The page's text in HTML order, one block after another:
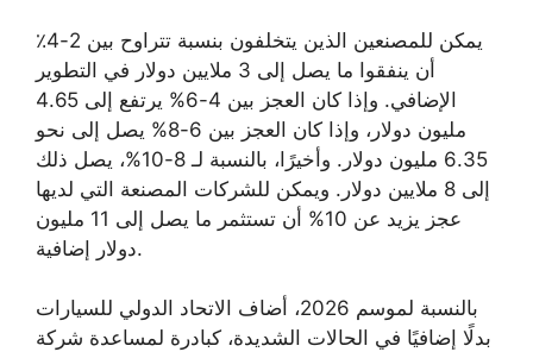
يمكن للمصنعين الذين يتخلفون بنسبة تتراوح بين 2-4٪
أن ينفقوا ما يصل إلى 3 ملايين دولار في التطوير
الإضافي. وإذا كان العجز بين 4-6% يرتفع إلى 4.65
مليون دولار، وإذا كان العجز بين 6-8% يصل إلى نحو
6.35 مليون دولار. وأخيرًا، بالنسبة لـ 8-10%، يصل ذلك
إلى 8 ملايين دولار. ويمكن للشركات المصنعة التي لديها
عجز يزيد عن 10% أن تستثمر ما يصل إلى 11 مليون
دولار إضافية.
بالنسبة لموسم 2026، أضاف الاتحاد الدولي للسيارات
بدلًا إضافيًا في الحالات الشديدة، كبادرة لمساعدة شركة